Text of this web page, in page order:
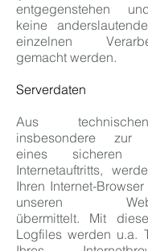
entgegenstehen
keine
einzelnen
gemacht werden.
Serverdaten
Aus
insbesondere zur
eines sicheren
Internetauftritts,
Ihren Internet-
unseren
übermittelt. Mit
Logfiles werden u.a.